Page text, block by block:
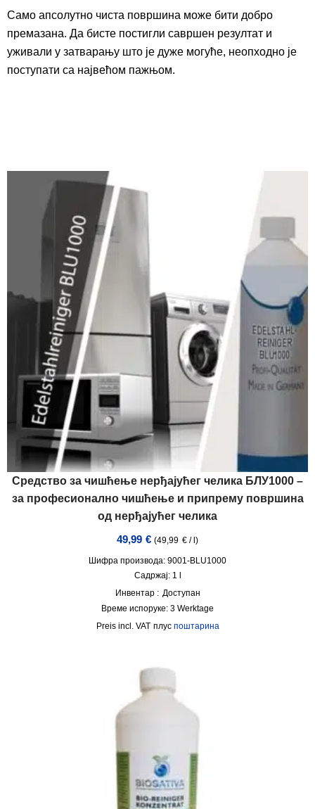
Само апсолутно чиста површина може бити добро
премазана. Да бисте постигли савршен резултат и
уживали у затварању што је дуже могуће, неопходно је
поступати са највећом пажњом.
Средство за чишћење нерђајућег челика БЛУ1000 –
за професионално чишћење и припрему површина
од нерђајућег челика
49,99 € (49,99 € / )
Шифра производа: 9001-BLU1000
Садржај: 1 l
Инвентар : Доступан
Време испоруке: 3 Werktage
incl. VAT плус поштарина